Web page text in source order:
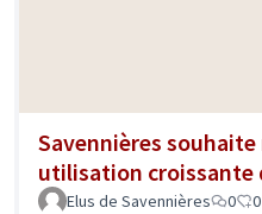
Savennières
utilisation croissante
Elus de Savennières 0 0